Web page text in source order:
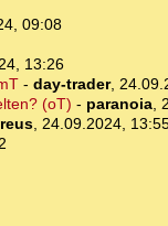
09:08
13:26
- day-trader,
(oT) - paranoia,
, 24.09.2024,